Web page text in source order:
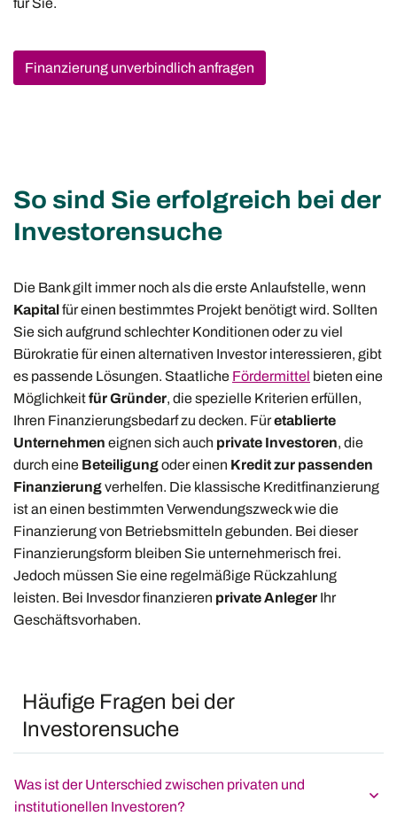
Finanzierung unverbindlich anfragen
So sind Sie erfolgreich bei der
Investorensuche
Die Bank gilt immer noch als die erste Anlaufstelle, wenn
Kapitalfür einen bestimmtes Projekt benötigt wird. Sollten
Sie sich aufgrund schlechter Konditionen oder zu viel
Bürokratie für einen alternativen Investor interessieren, gibt
es passende Lösungen. Staatliche Fördermittel bieten eine
Möglichkeitfür Gründer, die spezielle Kriterien erfüllen,
Ihren Finanzierungsbedarf zu decken. Füretablierte
Unternehmen eignen sich auch private Investoren, die
durch eine Beteiligungoder einen Kredit zur passenden
Finanzierungverhelfen. Die klassische Kreditfinanzierung
ist an einen bestimmten Verwendungszweck wie die
Finanzierung von Betriebsmitteln gebunden. Bei dieser
Finanzierungsform bleiben Sie unternehmerisch frei.
Jedoch müssen Sie eine regelmäßige Rückzahlung
leisten. Bei Invesdor finanzieren private Anleger Ihr
Geschäftsvorhaben.
Häufige Fragen bei der
Investorensuche
Was ist der Unterschied zwischen privaten und
institutionellen Investoren?